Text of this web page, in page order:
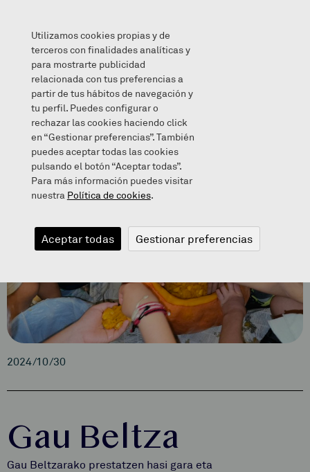
Gau Beltza
2024/10/30
Gau Beltza
Gau Beltzarako prestatzen hasi gara eta
Utilizamos cookies propias y de
terceros con finalidades analíticas y
para mostrarte publicidad
relacionada con tus preferencias a
partir de tus hábitos de navegación y
tu perfil. Puedes configurar o
rechazar las cookies haciendo click
en “Gestionar preferencias”. También
puedes aceptar todas las cookies
pulsando el botón “Aceptar todas”.
Para más información puedes visitar
nuestra Política de cookies.
Aceptar todas Gestionar preferencias